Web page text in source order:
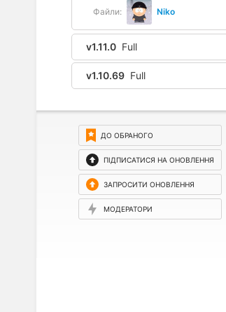
Файли: Niko
v1.11.0 Full
v1.10.69 Full
ДО ОБРАНОГО
ПІДПИСАТИСЯ НА ОНОВЛЕННЯ
ЗАПРОСИТИ ОНОВЛЕННЯ
МОДЕРАТОРИ